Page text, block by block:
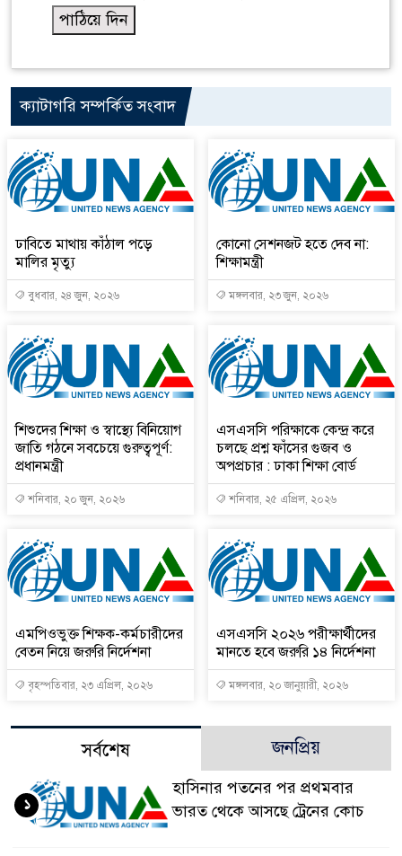
ক্যাটাগরি সম্পর্কিত সংবাদ
ঢাবিতে মাথায় কাঁঠাল পড়ে
মালির মৃত্যু
বুধবার, ২৪ জুন, ২০২৬
কোনো সেশনজট হতে দেব না:
শিক্ষামন্ত্রী
মঙ্গলবার, ২৩ জুন, ২০২৬
শিশুদের শিক্ষা ও স্বাস্থ্যে বিনিয়োগ
জাতি গঠনে সবচেয়ে গুরুত্বপূর্ণ:
প্রধানমন্ত্রী
শনিবার, ২০ জুন, ২০২৬
এসএসসি পরিক্ষাকে কেন্দ্র করে
চলছে প্রশ্ন ফাঁসের গুজব ও
অপপ্রচার : ঢাকা শিক্ষা বোর্ড
শনিবার, ২৫ এপ্রিল, ২০২৬
এমপিওভুক্ত শিক্ষক-কর্মচারীদের
বেতন নিয়ে জরুরি নির্দেশনা
বৃহস্পতিবার, ২৩ এপ্রিল, ২০২৬
এসএসসি ২০২৬ পরীক্ষার্থীদের
মানতে হবে জরুরি ১৪ নির্দেশনা
মঙ্গলবার, ২০ জানুয়ারী, ২০২৬
সর্বশেষ জনপ্রিয়
হাসিনার পতনের পর প্রথমবার
ভারত থেকে আসছে ট্রেনের কোচ
১